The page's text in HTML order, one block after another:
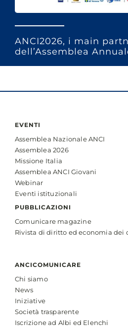
ANCI2026, i main
dell’Assemblea
EVENTI
Assemblea Nazionale ANCI
Assemblea 2026
Missione Italia
Assemblea ANCI Giovani
Webinar
Eventi istituzionali
PUBBLICAZIONI
Comunicare magazine
Rivista di diritto ed economia dei
ANCICOMUNICARE
Chi siamo
News
Iniziative
Società trasparente
Iscrizione ad Albi ed Elenchi